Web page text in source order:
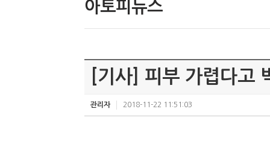
아토피뉴스
[기사] 피부 가렵다고
관리자 2018-11-22 11:51:03